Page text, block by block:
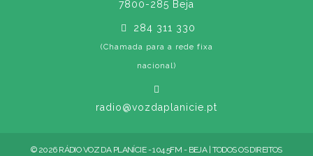
7800-285 Beja
284 311 330
(Chamada para a rede fixa
nacional)
radio@vozdaplanicie.pt
© 2026 RÁDIO VOZ DA PLANÍCIE - 104.5FM - BEJA | TODOS OS DIREITOS